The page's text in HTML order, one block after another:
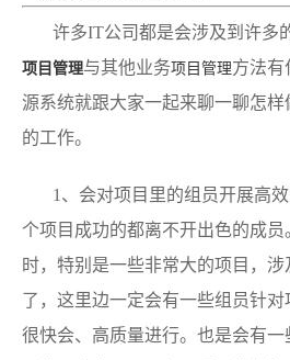
许多IT公司都是会涉及到许多
项目管理与其他业务项目管理方法有
源系统就跟大家一起来聊一聊怎
的工作。
1、会对项目里的组员开展高
个项目成功的都离不开出色的成
时，特别是一些非常大的项目，
了，这里边一定会有一些组员针
很快会、高质量进行。也是会有